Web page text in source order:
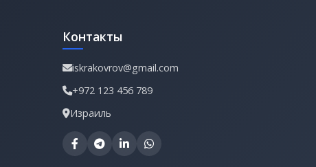
Контакты
iskrakovrov@gmail.com
+972 123 456 789
Израиль